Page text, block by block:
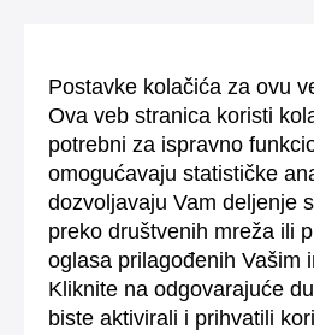
Postavke kolačića za ovu
Ova veb stranica koristi
potrebni za ispravno
omogućavaju statističke
dozvoljavaju Vam deljenje
preko društvenih mreža ili
oglasa prilagođenih Vašim
Kliknite na odgovarajuće
biste aktivirali i prihvatili